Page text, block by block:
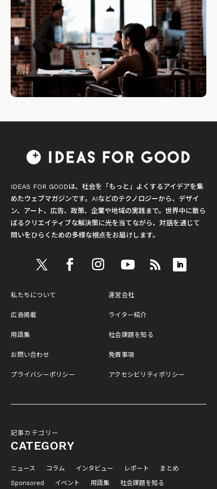
IDEAS FOR GOODは、社会を「もっと」よくするアイデアを集
めたウェブマガジンです。AIなどのテクノロジーから、デザイ
ン、アート、広告、政策、企業や地域の実践まで。世界中に散ら
ばるクリエイティブな解決策に光を当てながら、対話を通じて
問いをひらくための多様な視点をお届けします。
私たちについて
広告掲載
用語集
お問い合わせ
プライバシーポリシー
運営会社
ライター紹介
社会課題を知る
免責事項
アクセシビリティポリシー
記事カテゴリー
CATEGORY
ニュース コラム インタビュー レポート
まとめ
Sponsored
イベント 用語集 社会課題を知る